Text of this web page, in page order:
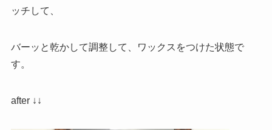
ッチして、
バーッと乾かして調整して、ワックスをつけた状態で
す。
after ↓↓